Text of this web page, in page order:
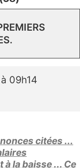
09h14
citées ...
la baisse ... Ce